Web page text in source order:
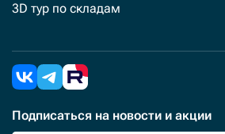
3D тур по складам
Подписаться на новости и акции